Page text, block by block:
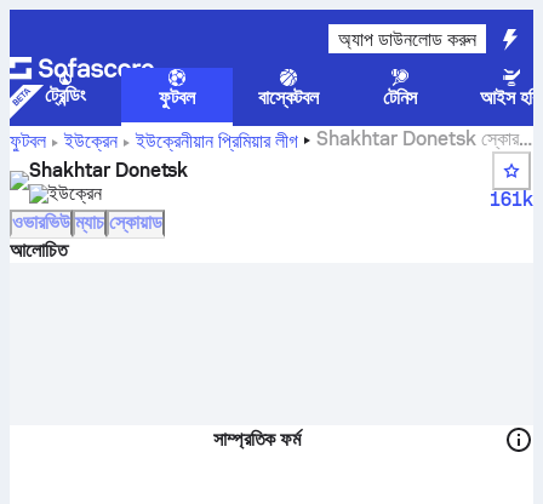
অ্যাপ ডাউনলোড করুন
ট্রেন্ডিং ফুটবল বাস্কেটবল টেনিস
আইস হকি
ফুটবল
ইউক্রেন ইউক্রেনীয়ান প্রিমিয়ার লীগ
Shakhtar Donetsk স্কোর,
ফিক্সচার, অবস্থান এবং খেলোয়াড়ের পরিসংখ্যান
Shakhtar Donetsk
ইউক্রেন
161k
ওভারভিউ ম্যাচ স্কোয়াড
আলোচিত
সাম্প্রতিক ফর্ম